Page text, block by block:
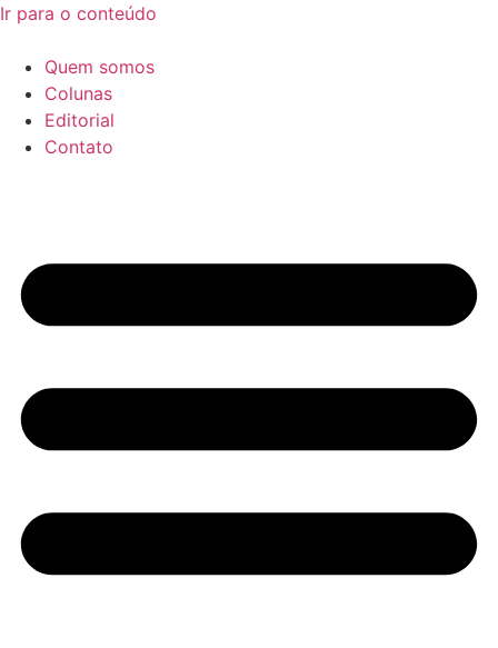
Ir para o conteúdo
Quem somos
Colunas
Editorial
Contato